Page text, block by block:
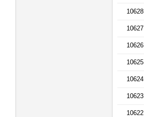
10628
10627
10626
10625
10624
10623
10622